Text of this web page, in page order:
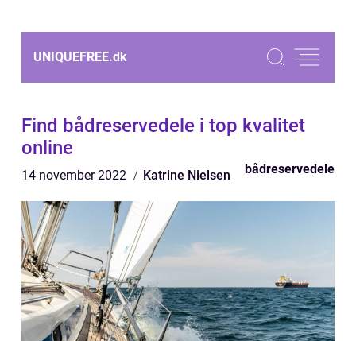
UNIQUEFREE.dk
Find bådreservedele i top kvalitet
online
14 november 2022 Katrine Nielsen bådreservedele